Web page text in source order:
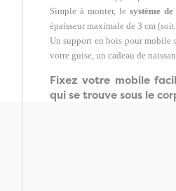
Simple à monter, le système
épaisseur maximale de 3 cm
Un support en bois pour mobile
votre guise, un cadeau de
Fixez votre mobile
qui se trouve sous le